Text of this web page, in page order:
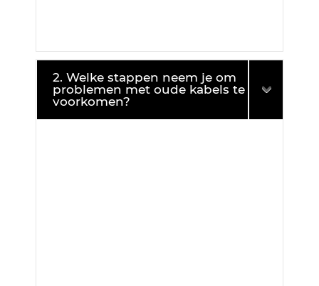
2. Welke stappen neem je om
problemen met oude kabels te
voorkomen?